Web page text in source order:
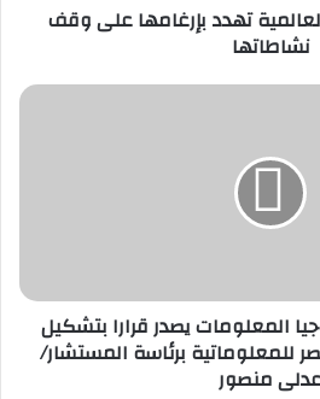
تهدد بإرغامها على وقف
نشاطاتها
المعلومات يصدر قرارا بتشكيل
للمعلوماتية برئاسة المستشار/
منصور